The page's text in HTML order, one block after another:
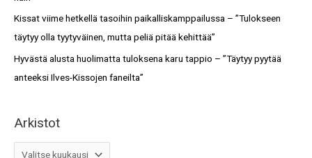
Kissat viime hetkellä tasoihin paikalliskamppailussa – ”Tulokseen
täytyy olla tyytyväinen, mutta peliä pitää kehittää”
Hyvästä alusta huolimatta tuloksena karu tappio – ”Täytyy pyytää
anteeksi Ilves-Kissojen faneilta”
Arkistot